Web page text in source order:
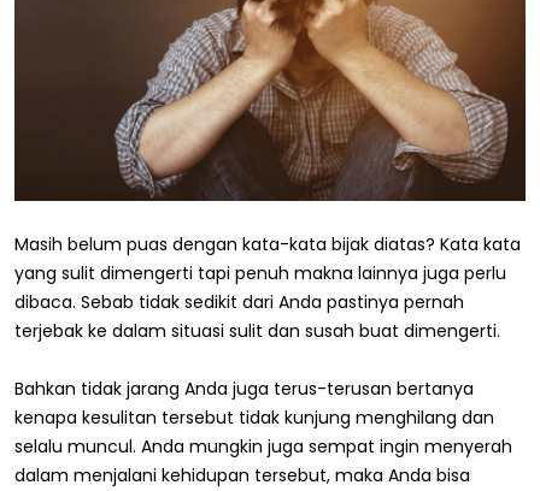
Masih belum puas dengan kata-kata bijak diatas? Kata kata
yang sulit dimengerti tapi penuh makna lainnya juga perlu
dibaca. Sebab tidak sedikit dari Anda pastinya pernah
terjebak ke dalam situasi sulit dan susah buat dimengerti.
Bahkan tidak jarang Anda juga terus-terusan bertanya
kenapa kesulitan tersebut tidak kunjung menghilang dan
selalu muncul. Anda mungkin juga sempat ingin menyerah
dalam menjalani kehidupan tersebut, maka Anda bisa